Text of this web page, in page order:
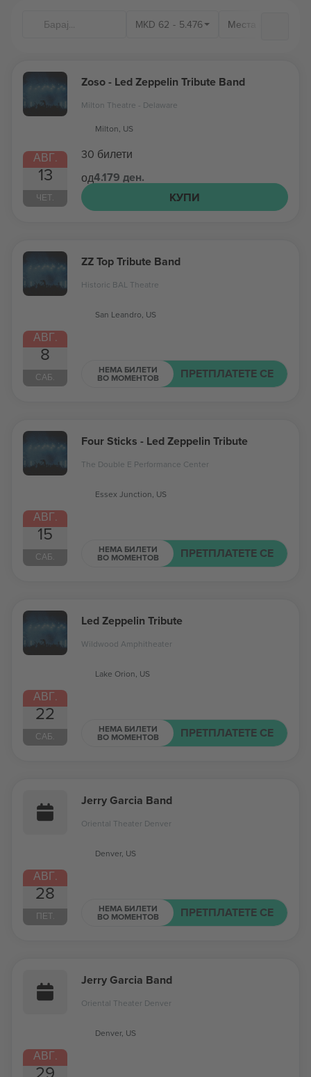
MKD 62 - 5.476 Места на
АВГ.
13
ЧЕТ.
Zoso - Led Zeppelin Tribute Band
Milton Theatre - Delaware
Milton, US
30 билети
од4.179 ден.
КУПИ
АВГ.
8
САБ.
ZZ Top Tribute Band
Historic BAL Theatre
San Leandro, US
НЕМА БИЛЕТИ
ВО МОМЕНТОВ ПРЕТПЛАТЕТЕ СЕ
АВГ.
15
САБ.
Four Sticks - Led Zeppelin Tribute
The Double E Performance Center
Essex Junction, US
НЕМА БИЛЕТИ
ВО МОМЕНТОВ ПРЕТПЛАТЕТЕ СЕ
АВГ.
22
САБ.
Led Zeppelin Tribute
Wildwood Amphitheater
Lake Orion, US
НЕМА БИЛЕТИ
ВО МОМЕНТОВ ПРЕТПЛАТЕТЕ СЕ
АВГ.
28
ПЕТ.
Jerry Garcia Band
Oriental Theater Denver
Denver, US
НЕМА БИЛЕТИ
ВО МОМЕНТОВ ПРЕТПЛАТЕТЕ СЕ
АВГ.
29
Jerry Garcia Band
Oriental Theater Denver
Denver, US